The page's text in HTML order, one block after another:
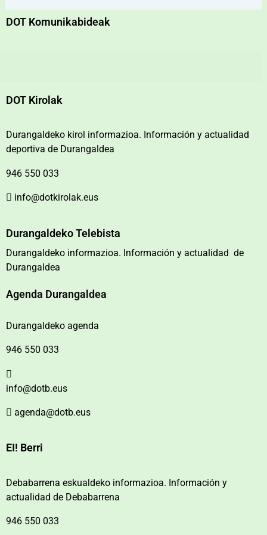
DOT Komunikabideak
DOT Kirolak
Durangaldeko kirol informazioa. Información y actualidad
deportiva de Durangaldea
946 550 033
info@dotkirolak.eus
Durangaldeko Telebista
Durangaldeko informazioa. Información y actualidad de
Durangaldea
Agenda Durangaldea
Durangaldeko agenda
946 550 033
info@dotb.eus
agenda@dotb.eus
EI! Berri
Debabarrena eskualdeko informazioa. Información y
actualidad de Debabarrena
946 550 033